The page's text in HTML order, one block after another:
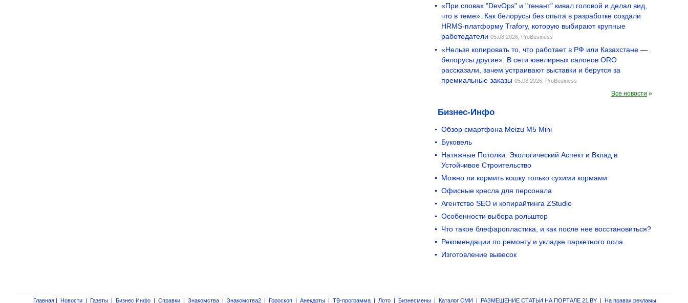
«При словах "DevOps" и "тенант" кивал головой и делал вид,
что в теме». Как белорусы без опыта в разработке создали
HRMS-платформу Trafory, которую выбирают крупные
работодатели 05.08.2026, ProBusiness
«Нельзя копировать то, что работает в РФ или Казахстане —
белорусы другие». В сети ювелирных салонов ORO
рассказали, зачем устраивают выставки и берутся за
премиальные заказы 05.08.2026, ProBusiness
Все новости »
Бизнес-Инфо
Обзор смартфона Meizu M5 Mini
Буковель
Натяжные Потолки: Экологический Аспект и Вклад в
Устойчивое Строительство
Можно ли кормить кошку только сухими кормами
Офисные кресла для персонала
Агентство SEO и копирайтинга ZStudio
Особенности выбора рольштор
Что такое блефаропластика, и как после нее восстановиться?
Рекомендации по ремонту и укладке паркетного пола
Изготовление вывесок
Главная | Новости | Газеты | Бизнес Инфо | Справки | Знакомства | Знакомства2 | Гороскоп | Анекдоты | ТВ-программа | Лото | Бизнесмены | Каталог СМИ | РАЗМЕЩЕНИЕ СТАТЬИ НА ПОРТАЛЕ 21.BY | На правах рекламы